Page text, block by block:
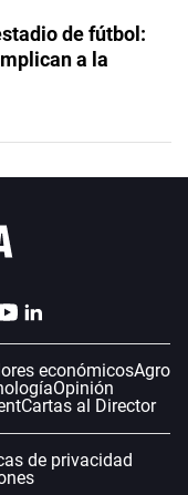
de fútbol:
a la
económicosAgro
Opinión
Cartas al Director
de privacidad